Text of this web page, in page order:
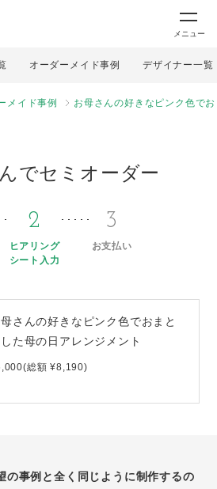
メニュー
オーダーメイド事例 デザイナー一覧
メイド事例 お母さんの好きなピンク色で
でセミオーダー
2
ヒアリング
シート入力
3
お支払い
さんの好きなピンク色でおまと
た母の日アレンジメント
総額 ¥8,190)
の事例と全く同じように制作するの